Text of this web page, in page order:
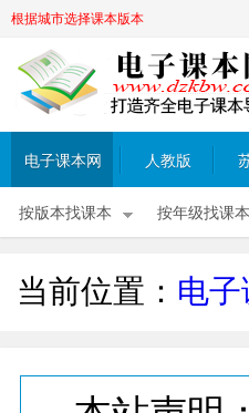
根据城市选择课本版本
电子课本网 人教版
按版本找课本 按年级找课本
当前位置： 电子